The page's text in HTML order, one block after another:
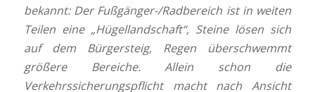
bekannt: Der Fußgänger-/Radbereich ist in weiten
Teilen eine „Hügellandschaft“, Steine lösen sich
auf dem Bürgersteig, Regen überschwemmt
größere Bereiche. Allein schon die
Verkehrssicherungspflicht macht nach Ansicht